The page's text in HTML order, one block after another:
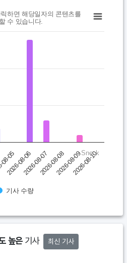
당일자의 콘텐츠를 확인할 수 있습니다.
categories.
하면 해당일자의 콘텐츠를
수 있습니다.
기사 수량
05
2026-08-062026-08-072026-08-082026-08-092026-08-10
Sneck
높은 기사
최신 기사